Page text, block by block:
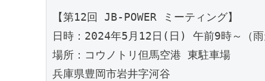
【第12回 JB-POWER ミーティング】
日時：2024年5月12日(日) 午前9時～（雨
場所：コウノトリ但馬空港 東駐車場
兵庫県豊岡市岩井字河谷